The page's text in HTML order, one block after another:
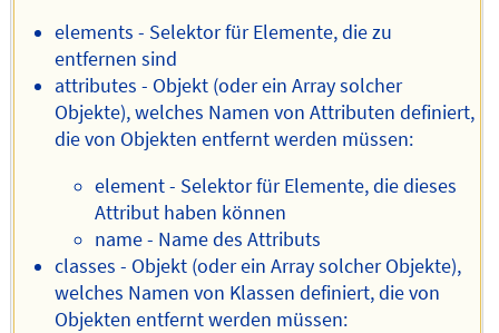
elements - Selektor für Elemente, die zu
entfernen sind
attributes - Objekt (oder ein Array solcher
Objekte), welches Namen von Attributen definiert,
die von Objekten entfernt werden müssen:
element - Selektor für Elemente, die dieses
Attribut haben können
name - Name des Attributs
classes - Objekt (oder ein Array solcher Objekte),
welches Namen von Klassen definiert, die von
Objekten entfernt werden müssen: